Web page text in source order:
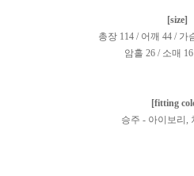
[size]
총장 114 / 어깨 44 / 가
암홀 26 / 소매
[fitting
승주 - 아이보리,